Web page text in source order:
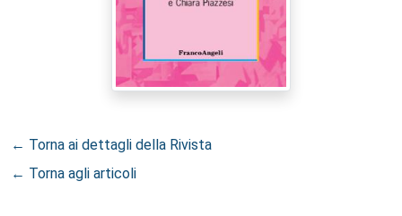
← Torna ai dettagli della Rivista
← Torna agli articoli